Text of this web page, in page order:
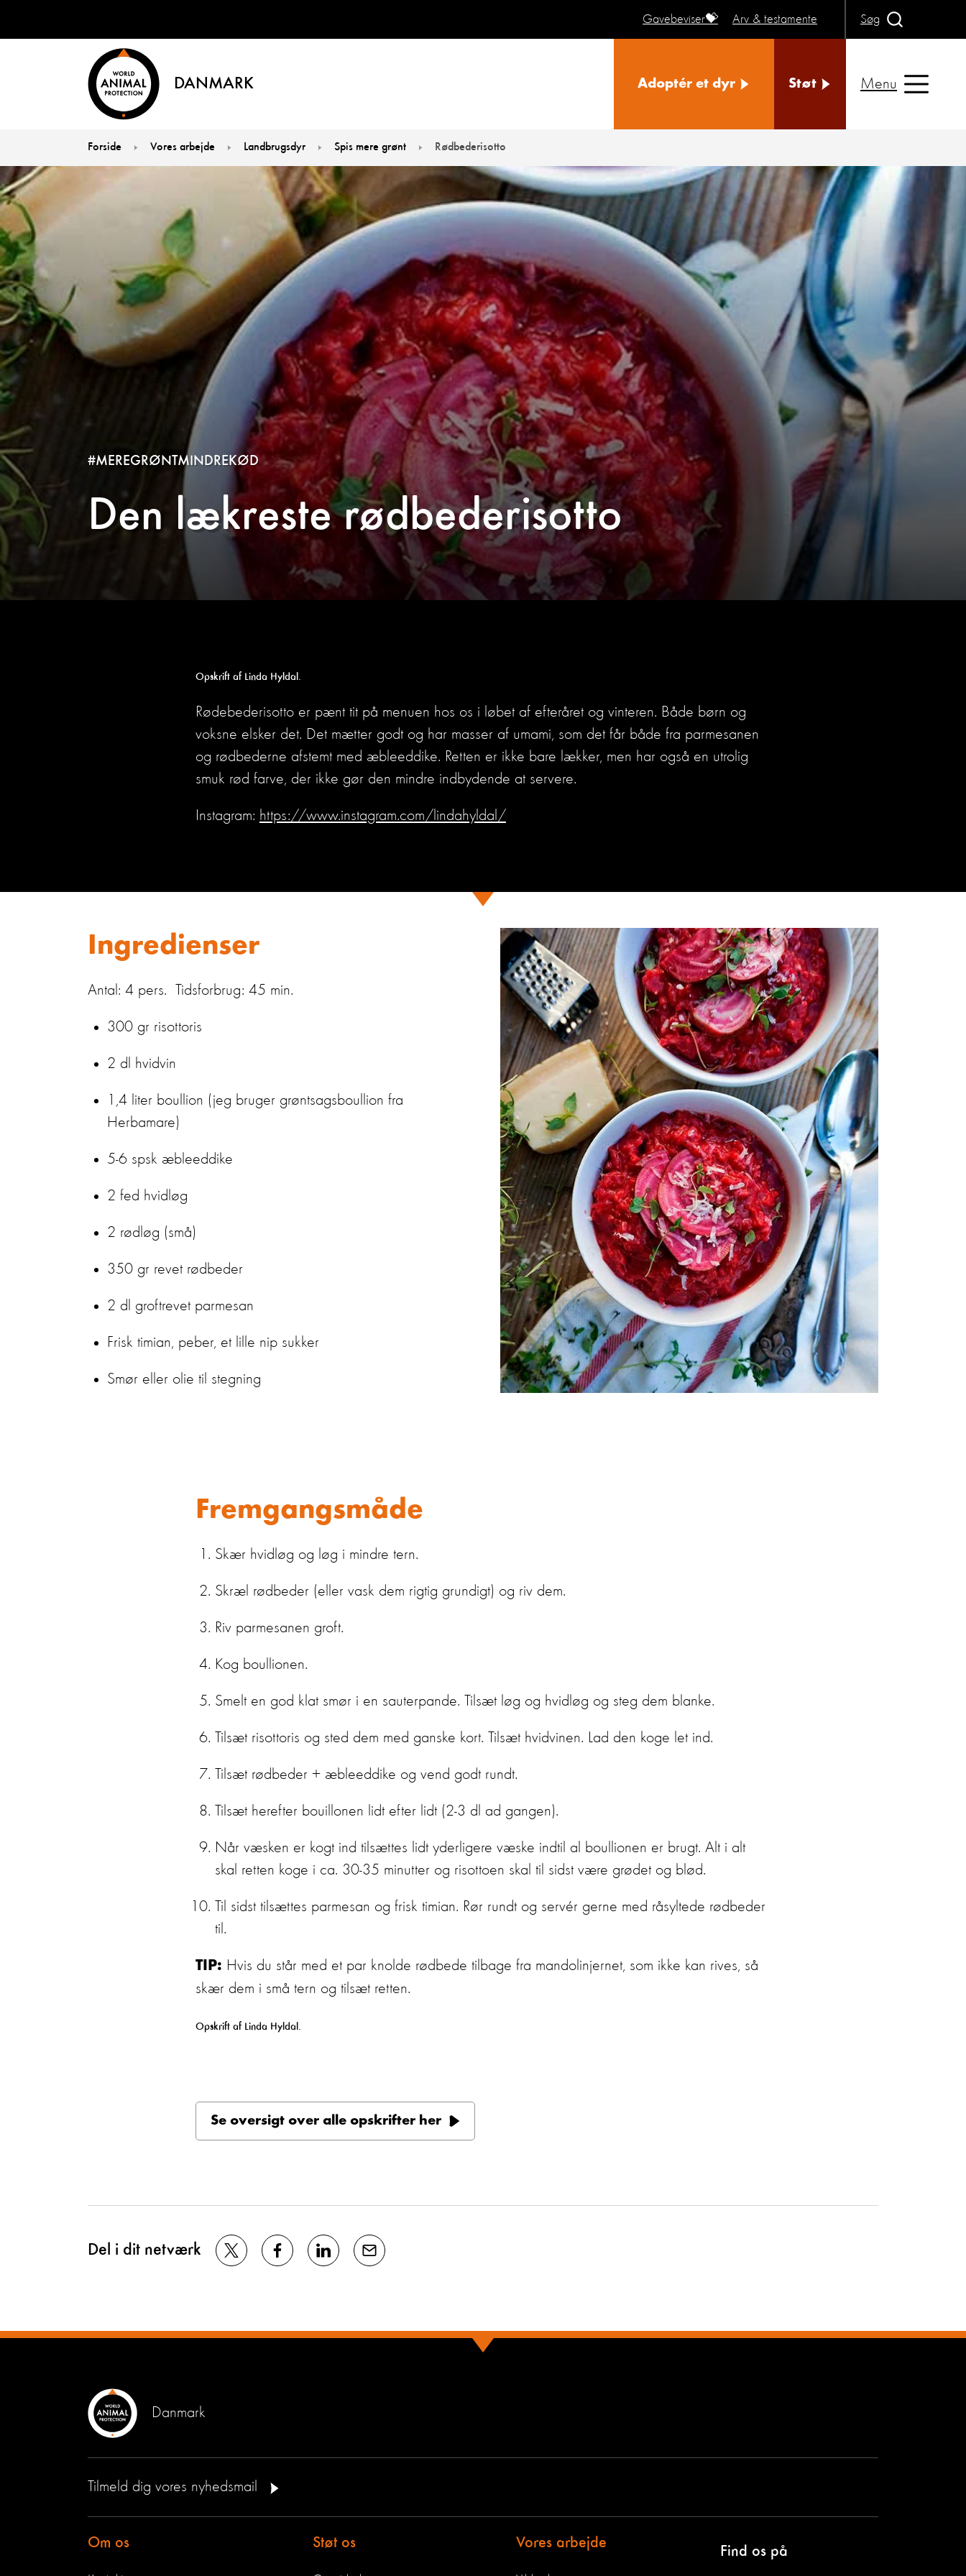
DANMARK
Gavebeviser💝 Arv & testamente Søg
Adoptér et dyr Støt Menu
Forside Vores arbejde Landbrugsdyr Spis mere grønt Rødbederisotto
Den lækreste rødbederisotto
#MEREGRØNTMINDREKØD
Opskrift af Linda Hyldal.
Rødebederisotto er pænt tit på menuen hos os i løbet af efteråret og vinteren. Både børn og
voksne elsker det. Det mætter godt og har masser af umami, som det får både fra parmesanen
og rødbederne afstemt med æbleeddike. Retten er ikke bare lækker, men har også en utrolig
smuk rød farve, der ikke gør den mindre indbydende at servere.
Instagram: https://www.instagram.com/lindahyldal/
Ingredienser
Antal: 4 pers. Tidsforbrug: 45 min.
300 gr risottoris
2 dl hvidvin
1,4 liter boullion (jeg bruger grøntsagsboullion fra
Herbamare)
5-6 spsk æbleeddike
2 fed hvidløg
2 rødløg (små)
350 gr revet rødbeder
2 dl groftrevet parmesan
Frisk timian, peber, et lille nip sukker
Smør eller olie til stegning
Fremgangsmåde
Skær hvidløg og løg i mindre tern.
Skræl rødbeder (eller vask dem rigtig grundigt) og riv dem.
Riv parmesanen groft.
Kog boullionen.
Smelt en god klat smør i en sauterpande. Tilsæt løg og hvidløg og steg dem blanke.
Tilsæt risottoris og sted dem med ganske kort. Tilsæt hvidvinen. Lad den koge let ind.
Tilsæt rødbeder + æbleeddike og vend godt rundt.
Tilsæt herefter bouillonen lidt efter lidt (2-3 dl ad gangen).
Når væsken er kogt ind tilsættes lidt yderligere væske indtil al boullionen er brugt. Alt i alt
skal retten koge i ca. 30-35 minutter og risottoen skal til sidst være grødet og blød.
Til sidst tilsættes parmesan og frisk timian. Rør rundt og servér gerne med råsyltede rødbeder
til.
TIP: Hvis du står med et par knolde rødbede tilbage fra mandolinjernet, som ikke kan rives, så
skær dem i små tern og tilsæt retten.
Opskrift af Linda Hyldal.
Se oversigt over alle opskrifter her
Del i dit netværk
Danmark
Tilmeld dig vores nyhedsmail
Om os Støt os Vores arbejde
Find os på